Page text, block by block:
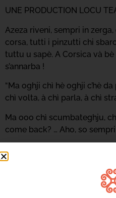
UNE PRODUCTION LOCU
Azeza riveni, sempri in
corsa, tutti i pinzutti chi
tuttu u sapè. A Corsica và bè
s’annarba !
“Ma oghji chì hè oghji c’hè
chì volta, à chì parla, à chì
Ma ooo chì scumbateghju,
come back? … Aho, so sempri
pour créer la compagnie
Sa rencontre avec Rinatu
vers la langue, la culture,